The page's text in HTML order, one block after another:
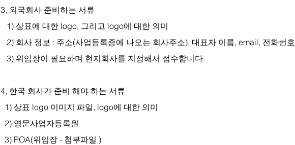
3, 외국회사 준비하는 서류
1) 상표에 대한 logo, 그리고 logo에 대한 의미
2) 회사 정보 : 주소(사업등록증에 나오는 회사주소), 대표자 이름, email, 전화번호
3) 위임장이 필요하며 현지회사를 지정해서 접수합니다.
4, 한국 회사가 준비 해야 하는 서류
1) 상표 logo 이미지 파일, logo에 대한 의미
2) 영문사업자등록원
3) POA(위임장 - 첨부파일 )